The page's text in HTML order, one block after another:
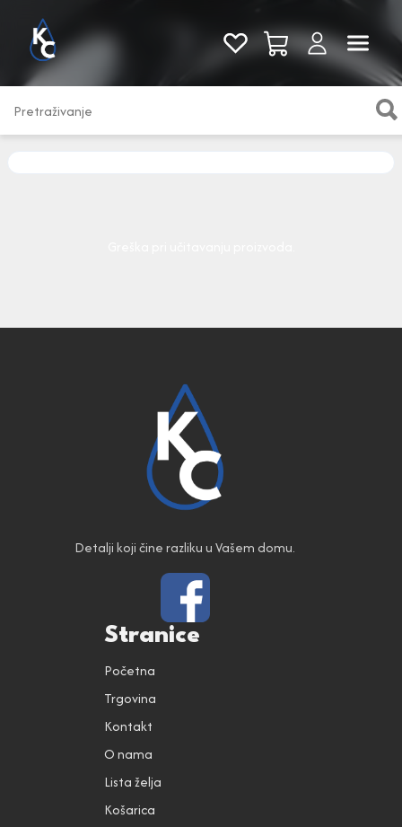
Pogledaj sve
Detalji koji čine razliku u Vašem domu.
Stranice
Početna
Trgovina
Kontakt
O nama
Lista želja
Košarica